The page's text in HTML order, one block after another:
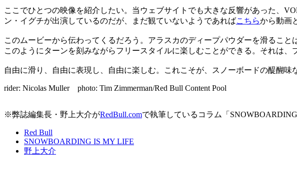
ここでひとつの映像を紹介したい。当ウェブサイトでも大きな反響があった、
ン・イグチが出演しているのだが、まだ観ていないようであればこちらから動画
このムービーから伝わってくるだろう。アラスカのディープパウダーを滑るこ
このようにターンを刻みながらフリースタイルに楽しむことができる。それは、
自由に滑り、自由に表現し、自由に楽しむ。これこそが、スノーボードの醍醐味
rider: Nicolas Muller photo: Tim Zimmerman/Red Bull Content Pool
※弊誌編集長・野上大介がRedBull.comで執筆しているコラム「
Red Bull
SNOWBOARDING IS MY LIFE
野上大介